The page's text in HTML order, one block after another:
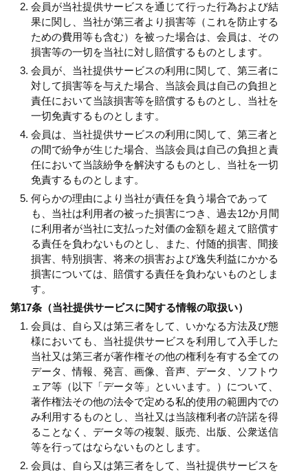
会員が当社提供サービスを通じて行った行為および結
果に関し、当社が第三者より損害等（これを防止する
ための費用等も含む）を被った場合は、会員は、その
損害等の一切を当社に対し賠償するものとします。
会員が、当社提供サービスの利用に関して、第三者に
対して損害等を与えた場合、当該会員は自己の負担と
責任において当該損害等を賠償するものとし、当社を
一切免責するものとします。
会員は、当社提供サービスの利用に関して、第三者と
の間で紛争が生じた場合、当該会員は自己の負担と責
任において当該紛争を解決するものとし、当社を一切
免責するものとします。
何らかの理由により当社が責任を負う場合であって
も、当社は利用者の被った損害につき、過去12か月間
に利用者が当社に支払った対価の金額を超えて賠償す
る責任を負わないものとし、また、付随的損害、間接
損害、特別損害、将来の損害および逸失利益にかかる
損害については、賠償する責任を負わないものとしま
す。
第17条（当社提供サービスに関する情報の取扱い）
会員は、自ら又は第三者をして、いかなる方法及び態
様においても、当社提供サービスを利用して入手した
当社又は第三者が著作権その他の権利を有する全ての
データ、情報、発言、画像、音声、データ、ソフトウ
ェア等（以下「データ等」といいます。）について、
著作権法その他の法令で定める私的使用の範囲内での
み利用するものとし、当社又は当該権利者の許諾を得
ることなく、データ等の複製、販売、出版、公衆送信
等を行ってはならないものとします。
会員は、自ら又は第三者をして、当社提供サービスを